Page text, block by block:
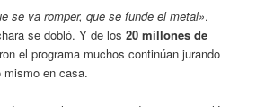
se va romper, que se funde el metal».
se dobló. Y de los20 millones de
el programa muchos continúan jurando
en casa.